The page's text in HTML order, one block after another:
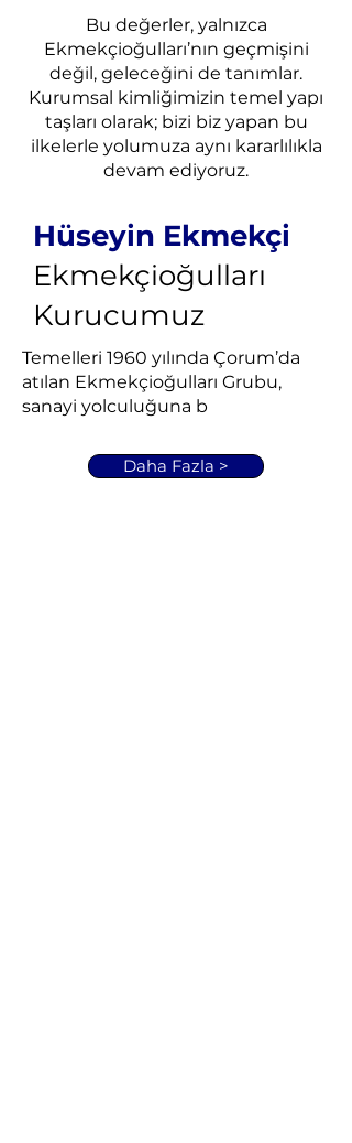
Bu değerler, yalnızca
Ekmekçioğulları’nın geçmişini
değil, geleceğini de tanımlar.
Kurumsal kimliğimizin temel yapı
taşları olarak; bizi biz yapan bu
ilkelerle yolumuza aynı kararlılıkla
devam ediyoruz.
Hüseyin Ekmekçi
Ekmekçioğulları
Kurucumuz
Temelleri 1960 yılında Çorum’da
atılan Ekmekçioğulları Grubu,
sanayi yolculuğuna b
Daha Fazla >